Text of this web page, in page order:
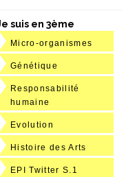
suis en 3ème
Micro-organismes
Génétique
Responsabilité
humaine
Evolution
Histoire des Arts
EPI Twitter S.1